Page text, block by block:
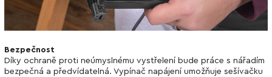
Bezpečnost
Díky ochraně proti neúmyslnému vystřelení bude práce s nářadím
bezpečná a předvídatelná. Vypínač napájení umožňuje sešívačku